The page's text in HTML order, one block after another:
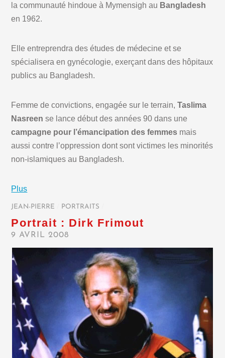
la communauté hindoue à Mymensigh au Bangladesh
en 1962.
Elle entreprendra des études de médecine et se
spécialisera en gynécologie, exerçant dans des hôpitaux
publics au Bangladesh.
Femme de convictions, engagée sur le terrain,Taslima
Nasreen se lance début des années 90 dans une
campagne pour l’émancipation des femmes mais
aussi contre l’oppression dont sont victimes les minorités
non-islamiques au Bangladesh.
Plus
JEAN-PIERRE PORTRAITS
Portrait : Dirk Frimout
9 AVRIL 2008